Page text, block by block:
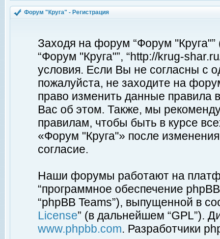
Форум "Круга" - Регистрация
Заходя на форум “Форум
“Форум "Круга"”, “http://krug-
условия. Если Вы не согласны с
пожалуйста, не заходите на
право изменить данные правила
Вас об этом. Также, мы
правилам, чтобы быть в курсе
«Форум "Круга"» после
согласие.
Наши форумы работают на
“программное обеспечение
“phpBB Teams”), выпущенной в
License” (в дальнейшем “GPL”).
www.phpbb.com. Разработчики